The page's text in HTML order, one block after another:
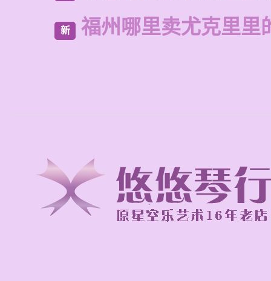
新 福州哪里卖尤克里里